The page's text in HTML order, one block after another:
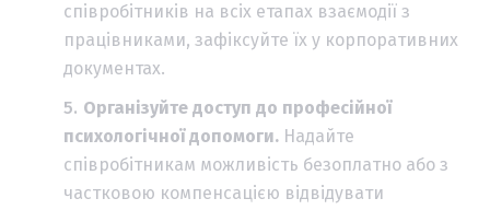
співробітників на всіх етапах взаємодії з
працівниками, зафіксуйте їх у корпоративних
документах.
Організуйте доступ до професійної
психологічної допомоги. Надайте
співробітникам можливість безоплатно або з
частковою компенсацією відвідувати